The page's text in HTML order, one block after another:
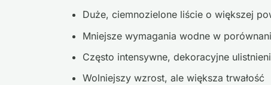
Duże, ciemnozielone liście o większej
Mniejsze wymagania wodne w
Często intensywne, dekoracyjne
Wolniejszy wzrost, ale większa trwałość